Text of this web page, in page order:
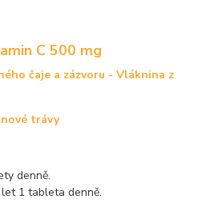
C 500 mg
čaje a zázvoru - Vláknina z
trávy
denně.
1 tableta denně.